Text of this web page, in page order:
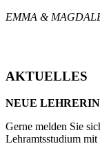
EMMA &
AKTUELLES
NEUE
Gerne melden Sie
Lehramtsstudium